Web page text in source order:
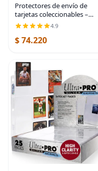
Protectores de envío de
tarjetas coleccionables –
Insertos de plástico ultra
fuertes de primera calidad –
Paquete de 110 – 3.5 x 4.5
4.9
$ 74.220